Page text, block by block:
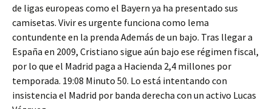
de ligas europeas como el Bayern ya ha presentado sus
camisetas. Vivir es urgente funciona como lema
contundente en la prenda Además de un bajo. Tras llegar a
España en 2009, Cristiano sigue aún bajo ese régimen fiscal,
por lo que el Madrid paga a Hacienda 2,4 millones por
temporada. 19:08 Minuto 50. Lo está intentando con
insistencia el Madrid por banda derecha con un activo Lucas